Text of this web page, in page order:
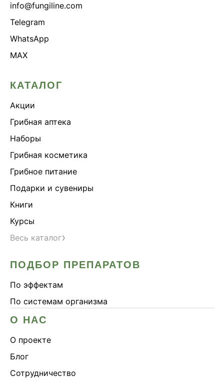
info@fungiline.com
Telegram
WhatsApp
MAX
КАТАЛОГ
Акции
Грибная аптека
Наборы
Грибная косметика
Грибное питание
Подарки и сувениры
Книги
Курсы
Весь каталог›
ПОДБОР ПРЕПАРАТОВ
По эффектам
По системам организма
О НАС
О проекте
Блог
Сотрудничество